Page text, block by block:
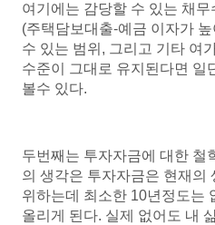
여기에는 감당할 수 있는 채
(주택담보대출-예금 이자가
수 있는 범위, 그리고 기타 여
수준이 그대로 유지된다면 일
볼수 있다.
두번째는 투자자금에 대한 철
의 생각은 투자자금은 현재의
위하는데 최소한 10년정도는
올리게 된다. 실제 없어도 내